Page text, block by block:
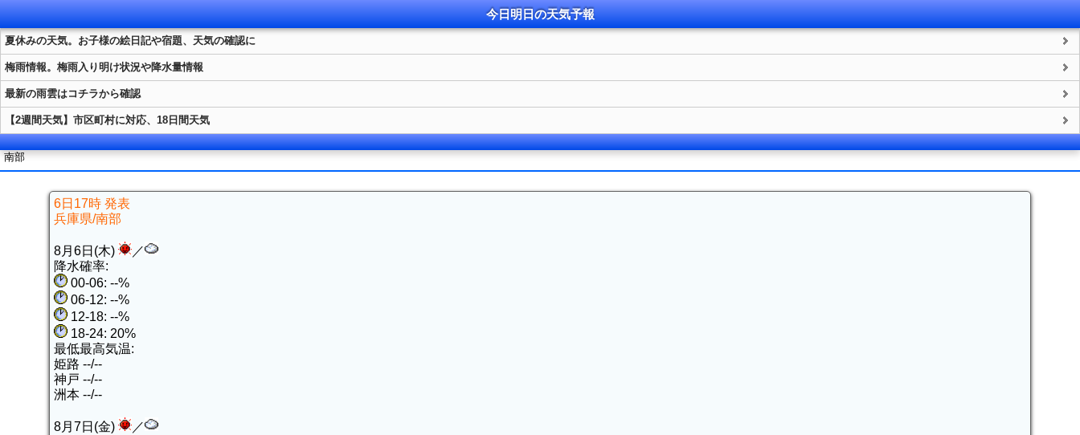
今日明日の天気予報
夏休みの天気。お子様の絵日記や宿題、天気の確認に
梅雨情報。梅雨入り明け状況や降水量情報
最新の雨雲はコチラから確認
【2週間天気】市区町村に対応、18日間天気
南部
6日17時 発表
兵庫県/南部
8月6日(木)
／
降水確率:
00-06: --%
06-12: --%
12-18: --%
18-24: 20%
最低最高気温:
姫路 --/--
神戸 --/--
洲本 --/--
8月7日(金)
／